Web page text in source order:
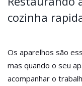
cozinha
Os aparelhos são
mas quando o seu
acompanhar o